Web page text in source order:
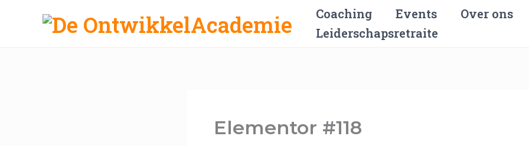
naar
Coaching Events
Over ons
Leiderschapsretraite
Elementor #118